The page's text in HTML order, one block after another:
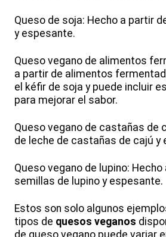
Queso de soja: Hecho a partir
y espesante.
Queso vegano de alimentos
a partir de alimentos
el kéfir de soja y puede incluir
para mejorar el sabor.
Queso vegano de castañas de
de leche de castañas de cajú y
Queso vegano de lupino:
semillas de lupino y espesante.
Estos son solo algunos
tipos de quesos veganos